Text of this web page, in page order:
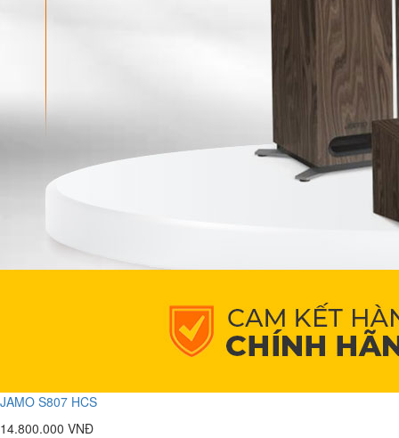
JAMO S807 HCS
14.800.000 VNĐ